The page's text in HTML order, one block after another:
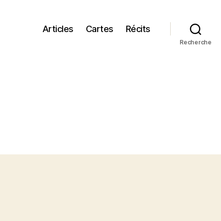
Articles Cartes Récits
Recherche